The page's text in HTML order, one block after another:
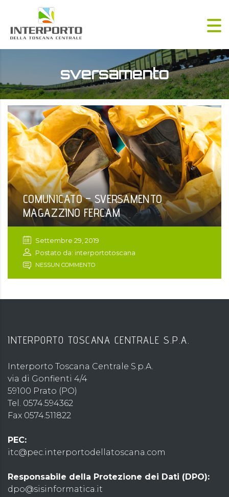
sversamento
COMUNICATO – SVERSAMENTO
MAGAZZINO FERCAM
Settembre 29, 2019
Postato da: interportotoscana
NESSUN COMMENTO
INTERPORTO TOSCANA CENTRALE S.P.A.
Interporto Toscana Centrale S.p.A.
via di Gonfienti 4/4
59100 Prato (PO)
Tel. 0574.594362
Fax 0574.511822
PEC:
itc@pec.interportodellatoscana.com
Responsabile della Protezione dei Dati (DPO):
dpo@sisinformatica.it